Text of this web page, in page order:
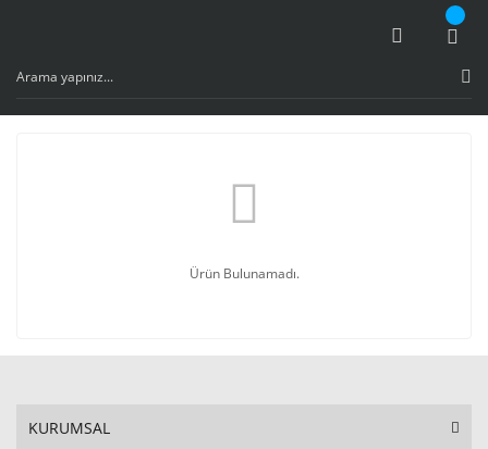
Ürün Bulunamadı.
KURUMSAL